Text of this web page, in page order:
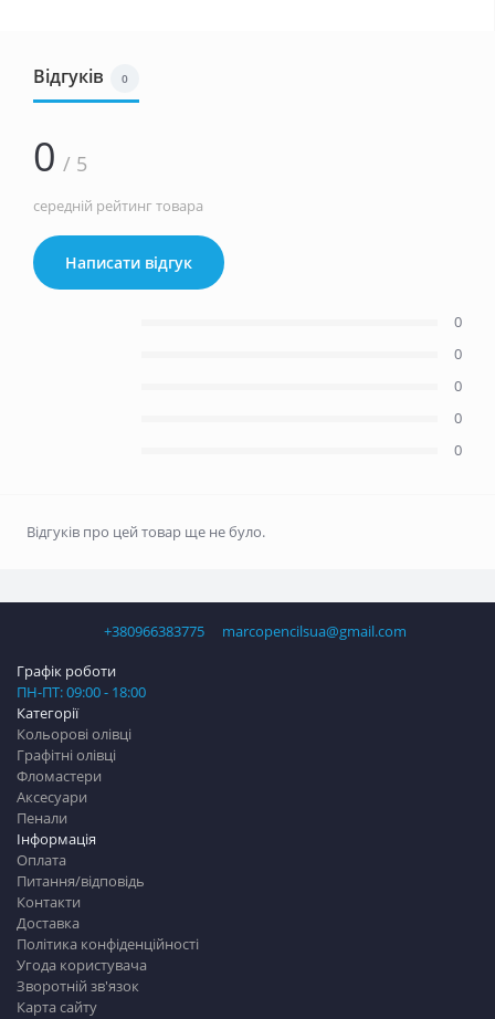
Відгуків 0
0 / 5
середній рейтинг товара
Написати відгук
0
0
0
0
0
Відгуків про цей товар ще не було.
+380966383775 marcopencilsua@gmail.com
Категорії
Кольорові олівці
Графітні олівці
Фломастери
Аксесуари
Пенали
Інформація
Оплата
Питання/відповідь
Контакти
Доставка
Політика конфіденційності
Угода користувача
Зворотній зв'язок
Карта сайту
Графік роботи
ПН-ПТ: 09:00 - 18:00